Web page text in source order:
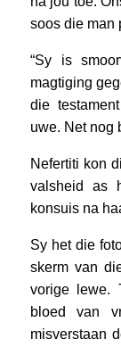
soos die man
“Sy is
magtiging
die
uwe. Net nog
Nefertiti kon
valsheid as
konsuis na
Sy het die
skerm van
vorige lewe.
bloed van
misverstaan